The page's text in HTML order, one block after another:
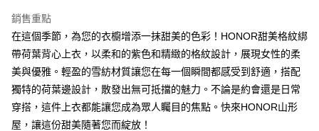
ATM付款
運送方式
全家取貨付款 -訂單滿 $2000 元即享免運服務，未滿則另收
$80 元物流費用。
每筆NT$80，滿NT$2,000(含以上)免運費
銷售重點
在這個季節，為您的衣櫥增添一抹甜美的色彩！HONOR甜美格紋綁
帶荷葉背心上衣，以柔和的紫色和精緻的格紋設計，展現女性的柔
美與優雅。輕盈的雪紡材質讓您在每一個瞬間都感受到舒適，搭配
獨特的荷葉邊設計，散發出無可抵擋的魅力。不論是約會還是日常
穿搭，這件上衣都能讓您成為眾人矚目的焦點。快來HONOR山形
屋，讓這份甜美隨著您而綻放！